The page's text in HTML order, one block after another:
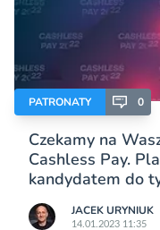
PATRONATY 0
Czekamy na
Cashless Pay.
kandydatem do
JACEK URYNIUK
14.01.2023 11:35